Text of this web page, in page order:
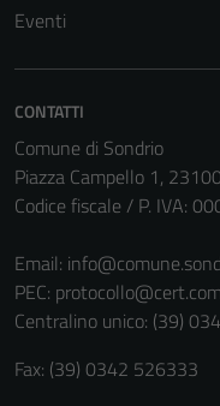
Eventi
CONTATTI
Comune di Sondrio
Piazza Campello 1,
Codice fiscale / P. IVA:
Email:
PEC:
Centralino unico: (39)
Fax: (39) 0342 526333